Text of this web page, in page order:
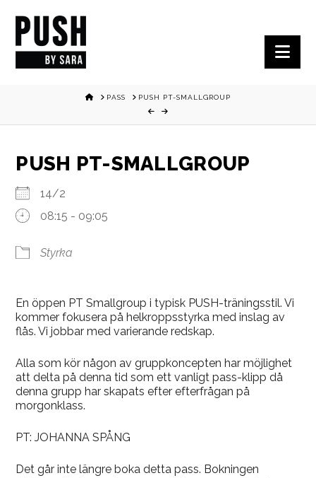
HOMEPASS PUSH PT-SMALLGROUP
PUSH PT-SMALLGROUP
14/2
08:15 - 09:05
Styrka
En öppen PT Smallgroup i typisk PUSH-träningsstil. Vi
kommer fokusera på helkroppsstyrka med inslag av
flås. Vi jobbar med varierande redskap.
Alla som kör någon av gruppkoncepten har möjlighet
att delta på denna tid som ett vanligt pass-klipp då
denna grupp har skapats efter efterfrågan på
morgonklass.
PT: JOHANNA SPÅNG
Det går inte längre boka detta pass. Bokningen